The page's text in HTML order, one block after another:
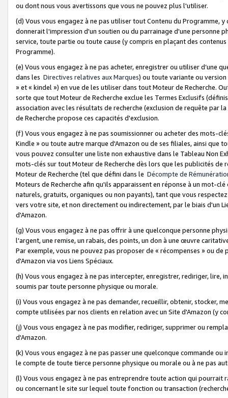
ou dont nous vous avertissons que vous ne pouvez plus l'utiliser.
(d) Vous vous engagez à ne pas utiliser tout Contenu du Programme,
donnerait l'impression d'un soutien ou du parrainage d'une personne
service, toute partie ou toute cause (y compris en plaçant des
Programme).
(e) Vous vous engagez à ne pas acheter, enregistrer ou utiliser d’une
dans les Directives relatives aux Marques) ou toute variante ou
» et « kindel ») en vue de les utiliser dans tout Moteur de Recherche.
sorte que tout Moteur de Recherche exclue les Termes Exclusifs
association avec les résultats de recherche (exclusion de requête
de Recherche propose ces capacités d'exclusion.
(f) Vous vous engagez à ne pas soumissionner ou acheter des mots-
Kindle » ou toute autre marque d'Amazon ou de ses filiales, ainsi que
vous pouvez consulter une liste non exhaustive dans le Tableau Non
mots-clés sur tout Moteur de Recherche dès lors que les publicités de
Moteur de Recherche (tel que défini dans le Décompte de
Moteurs de Recherche afin qu'ils apparaissent en réponse à un mot-
naturels, gratuits, organiques ou non payants), tant que vous
vers votre site, et non directement ou indirectement, par le biais d'un
d'Amazon.
(g) Vous vous engagez à ne pas offrir à une quelconque personne
l'argent, une remise, un rabais, des points, un don à une œuvre
Par exemple, vous ne pouvez pas proposer de « récompenses » ou
d'Amazon via vos Liens Spéciaux.
(h) Vous vous engagez à ne pas intercepter, enregistrer, rediriger,
soumis par toute personne physique ou morale.
(i) Vous vous engagez à ne pas demander, recueillir, obtenir, stocker,
compte utilisées par nos clients en relation avec un Site d'Amazon (y
(j) Vous vous engagez à ne pas modifier, rediriger, supprimer ou
d'Amazon.
(k) Vous vous engagez à ne pas passer une quelconque commande
le compte de toute tierce personne physique ou morale ou à ne pas
(l) Vous vous engagez à ne pas entreprendre toute action qui
ou concernant le site sur lequel toute fonction ou transaction